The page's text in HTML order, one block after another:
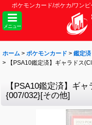
ポケモンカード/ポケカ/ワン
メニュー
ホーム > ポケモンカード > 鑑定済
>
【PSA10鑑定済】ギャラドス
【PSA10鑑定済】ギ
{007/032}[その他]